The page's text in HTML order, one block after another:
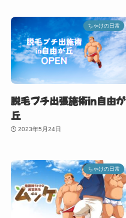
ちゃけの日常
脱毛プチ出張施術in自由が
丘
2023年5月24日
ちゃけの日常